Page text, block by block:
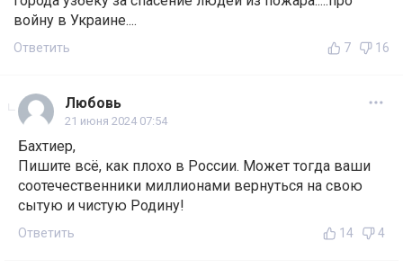
войну в Украине....
Ответить 7 16
Любовь
21 июня 2024 07:54
Бахтиер,
Пишите всё, как плохо в России. Может тогда ваши
соотечественники миллионами вернуться на свою
сытую и чистую Родину!
Ответить 14 4